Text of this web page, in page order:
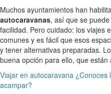
Muchos ayuntamientos han
autocaravanas, así que se
facilidad. Pero cuidado: los viajes
comunes y es fácil que esos
y tener alternativas preparadas.
buena opción para ello, que están
Viajar en autocaravana
acampar?